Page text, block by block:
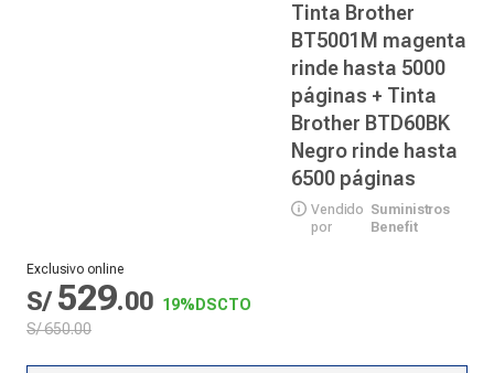
Tinta Brother
BT5001M magenta
rinde hasta 5000
páginas + Tinta
Brother BTD60BK
Negro rinde hasta
6500 páginas
Vendido
por
Suministros
Benefit
Exclusivo online
S/ 529.00 19% DSCTO
S/650.00